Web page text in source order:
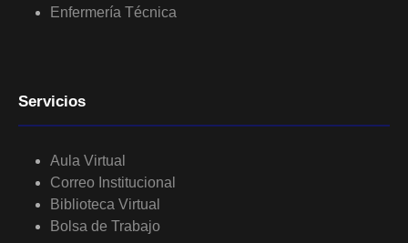
Enfermería Técnica
Servicios
Aula Virtual
Correo Institucional
Biblioteca Virtual
Bolsa de Trabajo